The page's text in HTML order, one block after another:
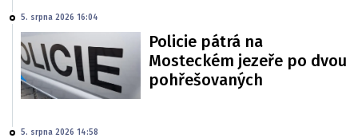
5. srpna 2026 16:04
Policie pátrá na
Mosteckém jezeře po dvou
pohřešovaných
5. srpna 2026 14:58